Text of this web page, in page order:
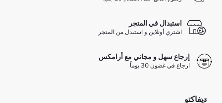
استبدال في المتجر
اشتري أونلاين و استبدل من المتجر
إرجاع سهل و مجاني مع أرامكس
ارجاع في غضون 30 يوماً
ديفاكتو